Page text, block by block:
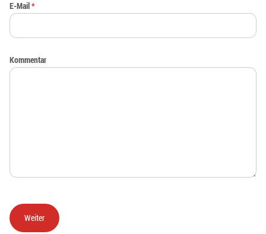
E-Mail*
Kommentar